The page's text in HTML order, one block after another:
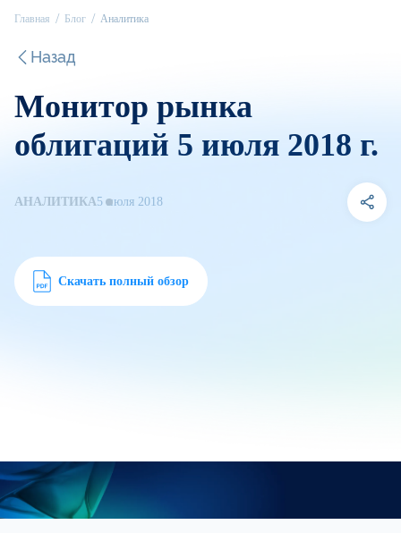
Главная Блог Аналитика
Назад
Монитор рынка
облигаций 5 июля 2018 г.
АНАЛИТИКА5 июля 2018
Скачать полный обзор